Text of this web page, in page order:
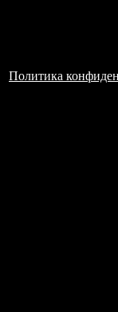
Политика